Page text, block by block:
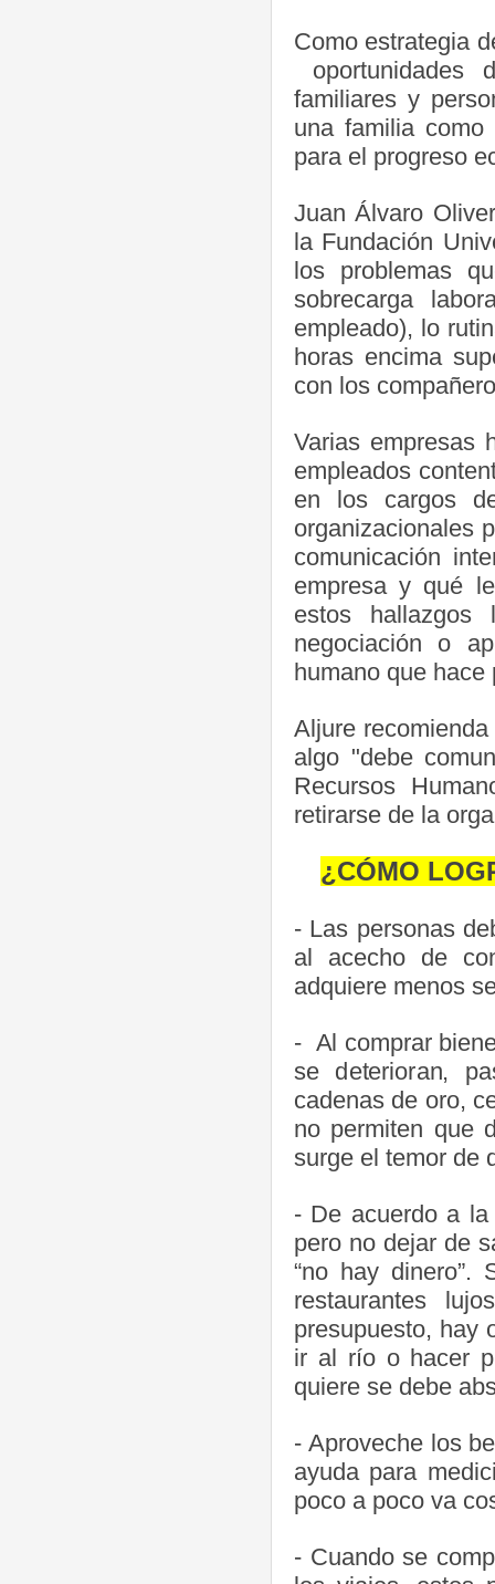
Como estrategia
oportunidades
familiares y
una familia como
para el progreso
Juan Álvaro
la Fundación
los problemas
sobrecarga
empleado), lo
horas encima
con los
Varias empresas
empleados
en los cargos
organizacionales
comunicación
empresa y qué
estos hallazgos
negociación o
humano que hace
Aljure
algo "debe
Recursos
retirarse de la
¿CÓMO L
- Las personas
al acecho de
adquiere menos
- Al comprar
se deterioran,
cadenas de oro,
no permiten que
surge el temor de
- De acuerdo a la
pero no dejar de
“no hay dinero”.
restaurantes
presupuesto, hay
ir al río o hacer
quiere se debe
- Aproveche los
ayuda para
poco a poco va
- Cuando se